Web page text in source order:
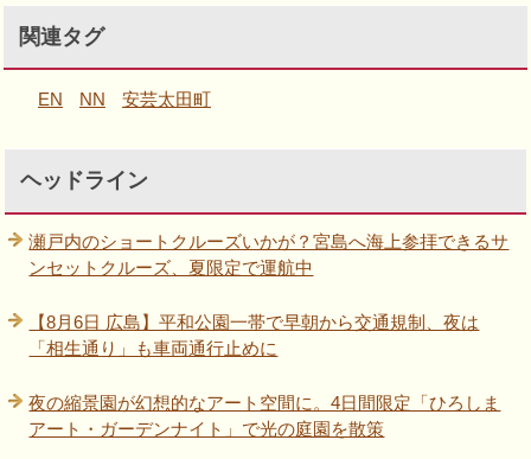
関連タグ
EN NN 安芸太田町
ヘッドライン
瀬戸内のショートクルーズいかが？宮島へ海上参拝できるサ
ンセットクルーズ、夏限定で運航中
【8月6日 広島】平和公園一帯で早朝から交通規制、夜は
「相生通り」も車両通行止めに
夜の縮景園が幻想的なアート空間に。4日間限定「ひろしま
アート・ガーデンナイト」で光の庭園を散策